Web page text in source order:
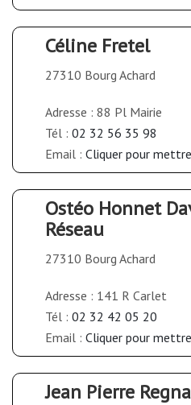
Céline Fretel
27310 Bourg Achard
Adresse : 88 Pl Mairie
Tél : 02 32 56 35 98
Email : Cliquer pour
Ostéo Honnet
Réseau
27310 Bourg Achard
Adresse : 141 R Carlet
Tél : 02 32 42 05 20
Email : Cliquer pour
Jean Pierre